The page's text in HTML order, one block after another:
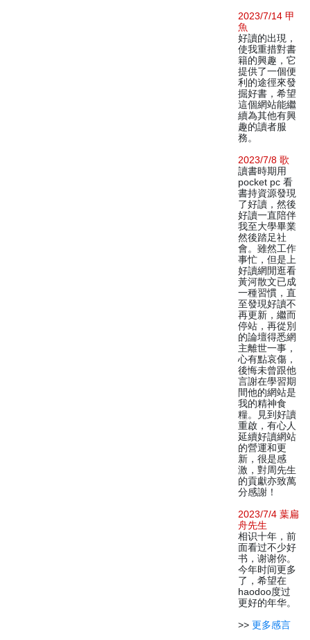
2023/7/14 甲
魚
好讀的出現，
使我重措對書
籍的興趣，它
提供了一個便
利的途徑來發
掘好書，希望
這個網站能繼
續為其他有興
趣的讀者服
務。
2023/7/8 歌
讀書時期用
pocket pc 看
書持資源發現
了好讀，然後
好讀一直陪伴
我至大學畢業
然後踏足社
會。雖然工作
事忙，但是上
好讀網閒逛看
黃河散文已成
一種習慣，直
至發現好讀不
再更新，繼而
停站，再從別
的論壇得悉網
主離世一事，
心有點哀傷，
後悔未曾跟他
言謝在學習期
間他的網站是
我的精神食
糧。見到好讀
重啟，有心人
延續好讀網站
的營運和更
新，很是感
激，對周先生
的貢獻亦致萬
分感謝！
2023/7/4 葉扁
舟先生
相识十年，前
面看过不少好
书，谢谢你。
今年时间更多
了，希望在
haodoo度过
更好的年华。
>> 更多感言